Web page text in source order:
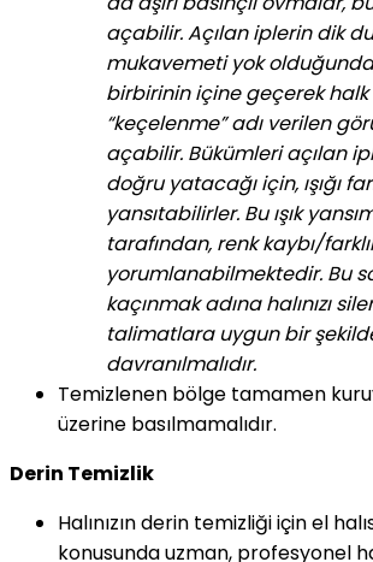
açabilir. Açılan iplerin dik
mukavemeti yok
birbirinin içine geçerek
“keçelenme” adı verilen
açabilir. Bükümleri açılan
doğru yatacağı için, ışığı
yansıtabilirler. Bu ışık
tarafından, renk kaybı/
yorumlanabilmektedir. Bu
kaçınmak adına halınızı
talimatlara uygun bir
davranılmalıdır.
Temizlenen bölge tamamen
üzerine basılmamalıdır.
Derin Temizlik
Halınızın derin temizliği için el
konusunda uzman, profesyonel